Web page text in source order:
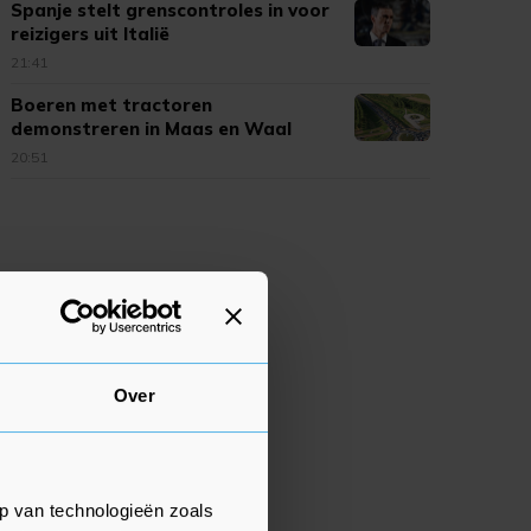
Over
van technologieën zoals
Spanje stelt grenscontroles in voor
reizigers uit Italië
21:41
Boeren met tractoren
demonstreren in Maas en Waal
20:51